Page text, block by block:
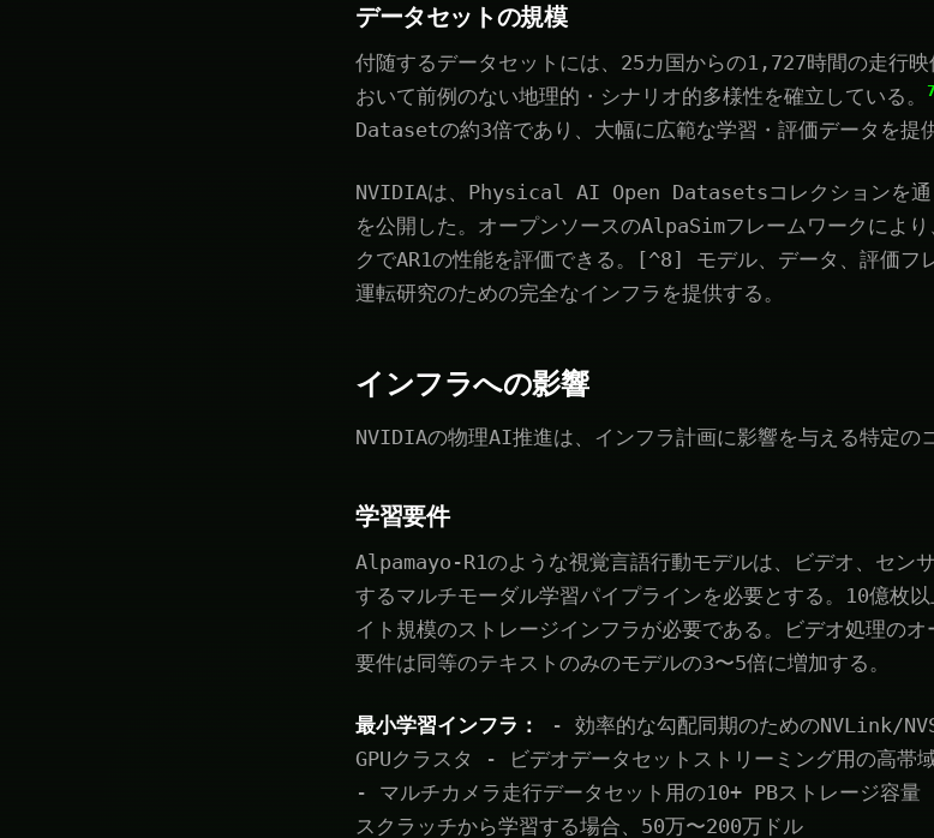
データセットの規模
付随するデータセットには、25カ国からの1,727時間の走行
おいて前例のない地理的・シナリオ的多様性を確立している。
7
Datasetの約3倍であり、大幅に広範な学習・評価データを提
NVIDIAは、Physical AI Open Datasetsコレクションを通
を公開した。オープンソースのAlpaSimフレームワークによ
クでAR1の性能を評価できる。[^8] モデル、データ、評価フ
運転研究のための完全なインフラを提供する。
インフラへの影響
NVIDIAの物理AI推進は、インフラ計画に影響を与える特定の
学習要件
Alpamayo-R1のような視覚言語行動モデルは、ビデオ、セン
するマルチモーダル学習パイプラインを必要とする。10億枚
イト規模のストレージインフラが必要である。ビデオ処理の
要件は同等のテキストのみのモデルの3〜5倍に増加する。
最小学習インフラ：
- 効率的な勾配同期のためのNVLink/
GPUクラスタ - ビデオデータセットストリーミング用の高帯
- マルチカメラ走行データセット用の10+ PBストレージ容
スクラッチから学習する場合、50万〜200万ドル